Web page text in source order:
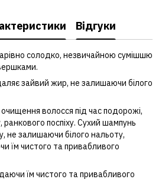
Відгуки
солодко, незвичайною сумішшю
зайвий жир, не залишаючи білого
волосся під час подорожі,
ранкового поспіху. Сухий шампунь
залишаючи білого нальоту,
їм чистого та привабливого
їм чистого та привабливого